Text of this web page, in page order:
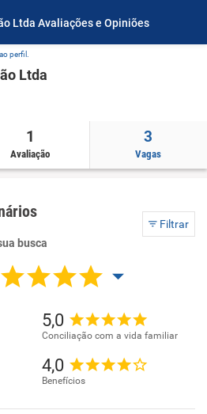
Ltda Avaliações e Opiniões
perfil.
Ltda
1
Avaliação
3
Vagas
Filtrar
busca
5,0
Conciliação com a vida familiar
4,0
Benefícios